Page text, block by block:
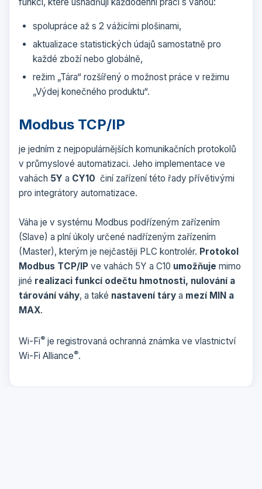
spolupráce až s 2 vážicími plošinami,
aktualizace statistických údajů samostatně pro
každé zboží nebo globálně,
režim „Tára“ rozšířený o možnost práce v režimu
„Výdej konečného produktu“.
Modbus TCP/IP
je jedním z nejpopulárnějších komunikačních protokolů
v průmyslové automatizaci. Jeho implementace ve
vahách 5Y a CY10 činí zařízení této řady přívětivými
pro integrátory automatizace.
Váha je v systému Modbus podřízeným zařízením
(Slave) a plní úkoly určené nadřízeným zařízením
(Master), kterým je nejčastěji PLC kontrolér. Protokol
Modbus TCP/IP ve vahách 5Y a C10 umožňuje mimo
jiné realizaci funkcí odečtu hmotnosti, nulování a
tárování váhy, a také nastavení táry a mezí MIN a
MAX.
Wi-Fi® je registrovaná ochranná známka ve vlastnictví
Wi-Fi Alliance®.